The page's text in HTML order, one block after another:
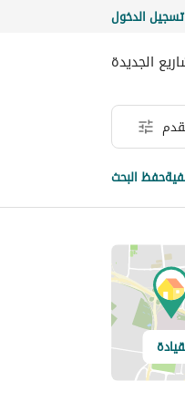
تسجيل الدخول
الجديدة
حفظ البحث